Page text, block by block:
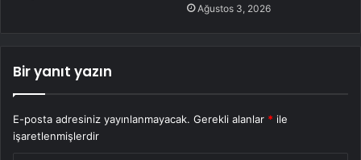
Ağustos 3, 2026
Bir yanıt yazın
E-posta adresiniz yayınlanmayacak. Gerekli alanlar * ile
işaretlenmişlerdir